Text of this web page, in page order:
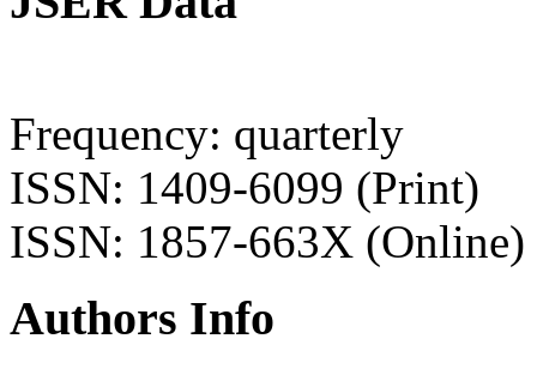
Frequency: quarterly
ISSN: 1409-6099 (Print)
ISSN: 1857-663X (Online)
Authors Info